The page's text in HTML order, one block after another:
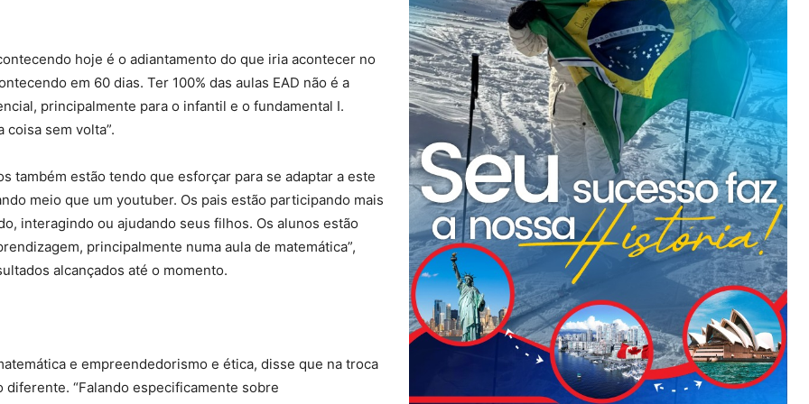
hoje é o adiantamento do que iria acontecer no
em 60 dias. Ter 100% das aulas EAD não é a
principalmente para o infantil e o fundamental I.
sem volta”.
também estão tendo que esforçar para se adaptar a este
meio que um youtuber. Os pais estão participando mais
interagindo ou ajudando seus filhos. Os alunos estão
principalmente numa aula de matemática”,
alcançados até o momento.
e empreendedorismo e ética, disse que na troca
“Falando especificamente sobre